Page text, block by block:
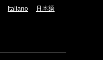
Italiano 日本語